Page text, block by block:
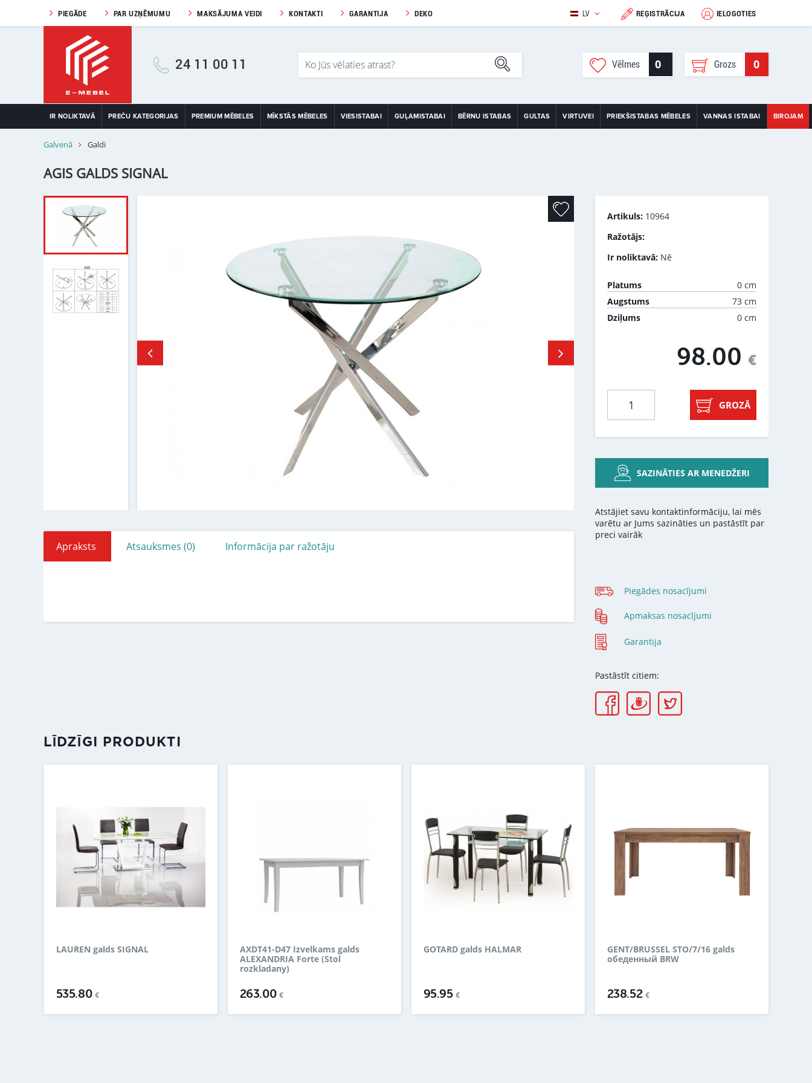
PIEGĀDE PAR UZŅĒMUMU MAKSĀJUMA VEIDI KONTAKTI GARANTIJA DEKO LV REĢISTRĀCIJA IELOGOTIES
24 11 00 11 Vēlmes 0 Grozs 0
IR NOLIKTAVĀ PREČU KATEGORIJAS PREMIUM MĒBELES MĪKSTĀS MĒBELES VIESISTABAI GUĻAMISTABAI BĒRNU ISTABAS GULTAS VIRTUVEI PRIEKŠISTABAS MĒBELES VANNAS ISTABAI BIROJAM
Galvenā Galdi
AGIS GALDS SIGNAL
Artikuls: 10964
Ražotājs:
Ir noliktavā: Nē
Platums
0 cm
Augstums
73 cm
Dziļums
0 cm
98.00 €
GROZĀ
SAZINĀTIES AR MENEDŽERI
Atstājiet savu kontaktinformāciju, lai mēs
varētu ar Jums sazināties un pastāstīt par
preci vairāk
Piegādes nosacījumi
Apmaksas nosacījumi
Garantija
Pastāstīt citiem:
Apraksts Atsauksmes (0) Informācija par ražotāju
LĪDZĪGI PRODUKTI
LAUREN galds SIGNAL
535.80 €
AXDT41-D47 Izvelkams galds
ALEXANDRIA Forte (Stol
rozkladany)
263.00 €
GOTARD galds HALMAR
95.95€
GENT/BRUSSEL STO/7/16 galds
обеденный BRW
238.52 €